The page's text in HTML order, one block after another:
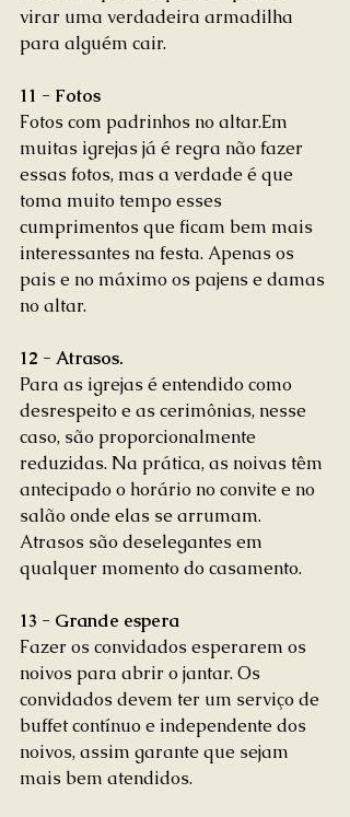
virar uma verdadeira armadilha
para alguém cair.
11 - Fotos
Fotos com padrinhos no altar.Em
muitas igrejas já é regra não fazer
essas fotos, mas a verdade é que
toma muito tempo esses
cumprimentos que ficam bem mais
interessantes na festa. Apenas os
pais e no máximo os pajens e damas
no altar.
12 - Atrasos.
Para as igrejas é entendido como
desrespeito e as cerimônias, nesse
caso, são proporcionalmente
reduzidas. Na prática, as noivas têm
antecipado o horário no convite e no
salão onde elas se arrumam.
Atrasos são deselegantes em
qualquer momento do casamento.
13 - Grande espera
Fazer os convidados esperarem os
noivos para abrir o jantar. Os
convidados devem ter um serviço de
buffet contínuo e independente dos
noivos, assim garante que sejam
mais bem atendidos.